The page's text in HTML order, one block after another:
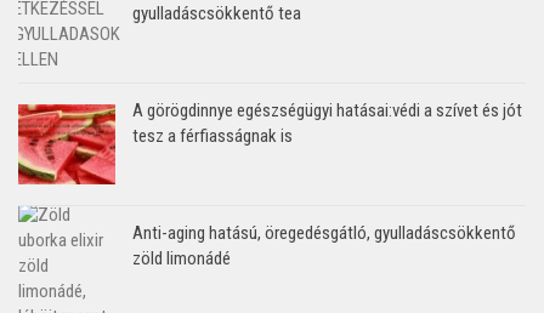
gyulladáscsökkentő tea
A görögdinnye egészségügyi hatásai:védi a szívet és jót
tesz a férfiasságnak is
Anti-aging hatású, öregedésgátló, gyulladáscsökkentő
zöld limonádé